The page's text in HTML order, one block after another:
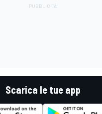
Scarica le tue app